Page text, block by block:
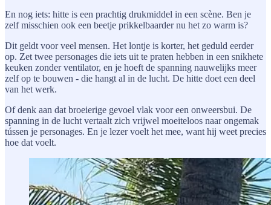
En nog iets: hitte is een prachtig drukmiddel in een scène. Ben je
zelf misschien ook een beetje prikkelbaarder nu het zo warm is?
Dit geldt voor veel mensen. Het lontje is korter, het geduld eerder
op. Zet twee personages die iets uit te praten hebben in een snikhete
keuken zonder ventilator, en je hoeft de spanning nauwelijks meer
zelf op te bouwen - die hangt al in de lucht. De hitte doet een deel
van het werk.
Of denk aan dat broeierige gevoel vlak voor een onweersbui. De
spanning in de lucht vertaalt zich vrijwel moeiteloos naar ongemak
tússen je personages. En je lezer voelt het mee, want hij weet precies
hoe dat voelt.